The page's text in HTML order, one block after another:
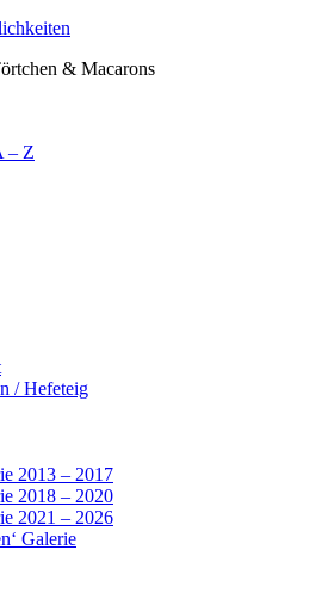
& Macarons
– Z
/ Hefeteig
2013 – 2017
2018 – 2020
2021 – 2026
Galerie